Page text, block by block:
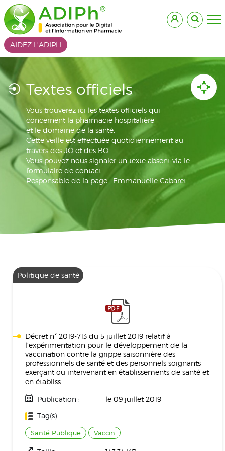
AIDEZ L'ADIPH
Textes officiels
Vous trouverez ici les textes officiels qui
concernent la pharmacie hospitalière
et le domaine de la santé.
Cette veille est effectuée quotidiennement au
travers des JO et des BO.
Vous pouvez nous signaler un texte absent via le
formulaire de contact.
Responsable de la page : Emmanuelle Cabaret
Politique de santé
Décret n° 2019-713 du 5 juillet 2019 relatif à
l'expérimentation pour le développement de la
vaccination contre la grippe saisonnière des
professionnels de santé et des personnels soignants
exerçant ou intervenant en établissements de santé et
en établiss
Publication :
le 09 juillet 2019
Tag(s) :
Santé Publique Vaccin